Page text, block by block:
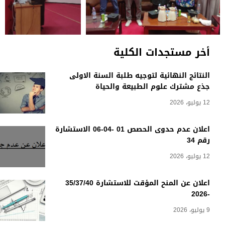
أخر مستجدات الكلية
النتائج النهائية لتوجيه طلبة السنة الاولى
جذع مشترك علوم الطبيعة والحياة
12 يوليو، 2026
اعلان عدم حدوى الحصص 01 -04-06 الاستشارة
رقم 34
12 يوليو، 2026
اعلان عن المنح المؤقت للاستشارة 35/37/40
-2026
9 يوليو، 2026